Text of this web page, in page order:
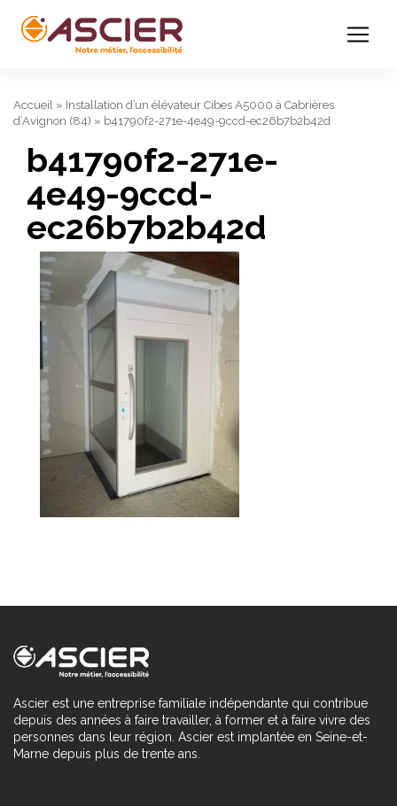
Accueil » Installation d’un élévateur Cibes A5000 à Cabrières
d’Avignon (84) » b41790f2-271e-4e49-9ccd-ec26b7b2b42d
b41790f2-271e-
4e49-9ccd-
ec26b7b2b42d
Ascier est une entreprise familiale indépendante qui contribue
depuis des années à faire travailler, à former et à faire vivre des
personnes dans leur région. Ascier est implantée en Seine-et-
Marne depuis plus de trente ans.